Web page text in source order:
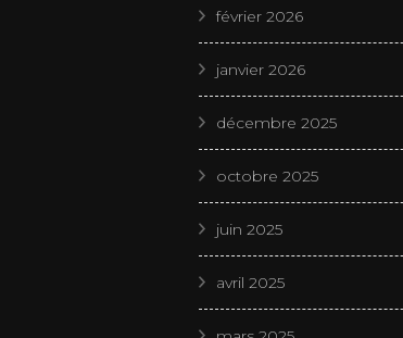
février 2026
janvier 2026
décembre 2025
octobre 2025
juin 2025
avril 2025